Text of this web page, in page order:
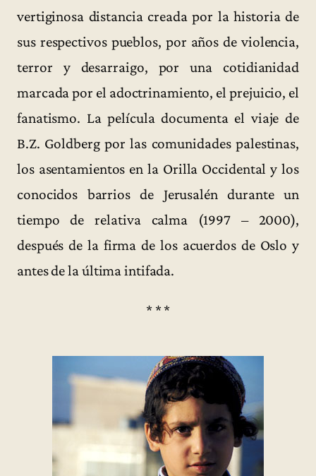
vertiginosa distancia creada por la historia de
sus respectivos pueblos, por años de violencia,
terror y desarraigo, por una cotidianidad
marcada por el adoctrinamiento, el prejuicio, el
fanatismo. La película documenta el viaje de
B.Z. Goldberg por las comunidades palestinas,
los asentamientos en la Orilla Occidental y los
conocidos barrios de Jerusalén durante un
tiempo de relativa calma (1997 – 2000),
después de la firma de los acuerdos de Oslo y
antes de la última intifada.
* * *